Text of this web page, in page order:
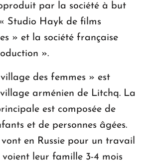
par la société à but
Studio Hayk de films
» et la société française
».
des femmes » est
arménien de Litchq. La
est composée de
et de personnes âgées.
vont en Russie pour un travail
voient leur famille 3-4 mois